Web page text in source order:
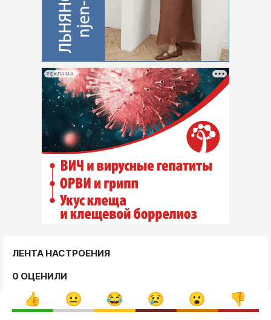
РЕКЛАМА
ЛЕНТА НАСТРОЕНИЯ
0 ОЦЕНИЛИ